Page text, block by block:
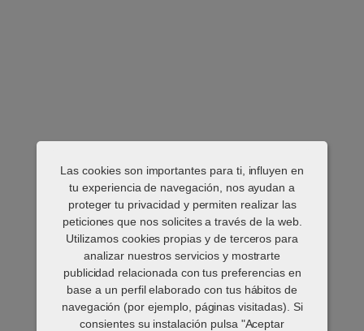
Las cookies son importantes para ti, influyen en
tu experiencia de navegación, nos ayudan a
proteger tu privacidad y permiten realizar las
peticiones que nos solicites a través de la web.
Utilizamos cookies propias y de terceros para
analizar nuestros servicios y mostrarte
publicidad relacionada con tus preferencias en
base a un perfil elaborado con tus hábitos de
navegación (por ejemplo, páginas visitadas). Si
consientes su instalación pulsa "Aceptar